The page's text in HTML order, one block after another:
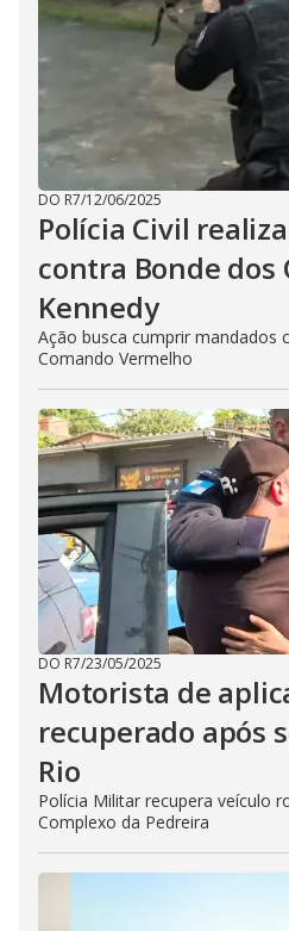
DO R7/12/06/2025
Polícia Civil
contra Bonde dos
Kennedy
Ação busca cumprir mandados
Comando Vermelho
DO R7/23/05/2025
Motorista de
recuperado após
Rio
Polícia Militar recupera veículo
Complexo da Pedreira